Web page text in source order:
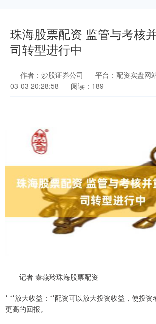
珠海股票配资 监管与考核
司转型进行中
作者：炒股证券公司 平台：配资实盘网
03-03 20:28:58
阅读：189
记者 秦燕玲珠海股票配资
* **放大收益：**配资可以放大投资收益，使投
更高的回报。